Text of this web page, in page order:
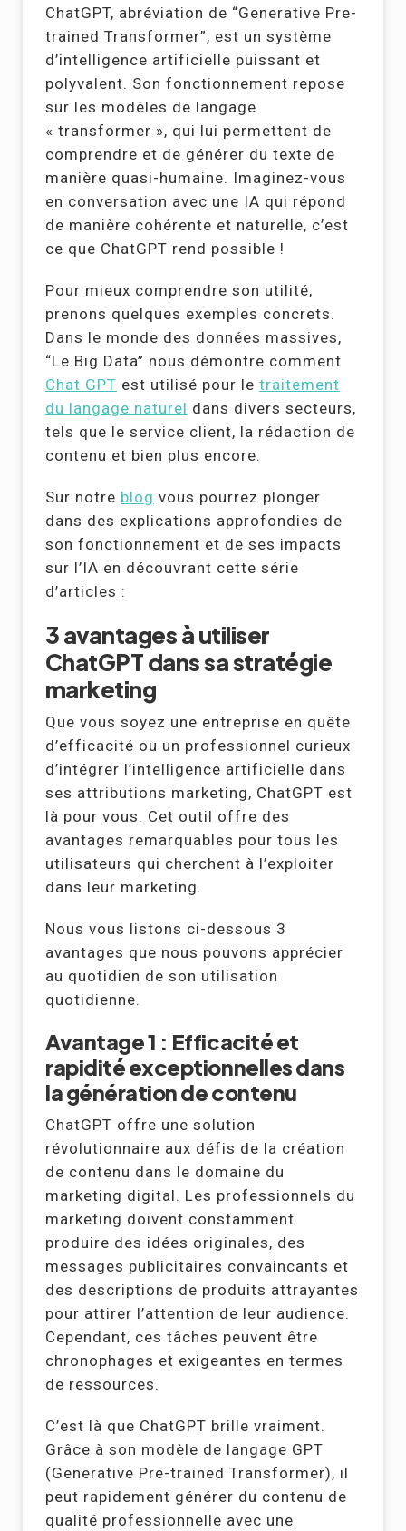
ChatGPT, abréviation de “Generative Pre-
trained Transformer”, est un système
d’intelligence artificielle puissant et
polyvalent. Son fonctionnement repose
sur les modèles de langage
« transformer », qui lui permettent de
comprendre et de générer du texte de
manière quasi-humaine. Imaginez-vous
en conversation avec une IA qui répond
de manière cohérente et naturelle, c’est
ce que ChatGPT rend possible !
Pour mieux comprendre son utilité,
prenons quelques exemples concrets.
Dans le monde des données massives,
“Le Big Data” nous démontre comment
Chat GPT est utilisé pour le traitement
du langage naturel dans divers secteurs,
tels que le service client, la rédaction de
contenu et bien plus encore.
Sur notre blog vous pourrez plonger
dans des explications approfondies de
son fonctionnement et de ses impacts
sur l’IA en découvrant cette série
d’articles :
3 avantages à utiliser
ChatGPT dans sa stratégie
marketing
Que vous soyez une entreprise en quête
d’efficacité ou un professionnel curieux
d’intégrer l’intelligence artificielle dans
ses attributions marketing, ChatGPT est
là pour vous. Cet outil offre des
avantages remarquables pour tous les
utilisateurs qui cherchent à l’exploiter
dans leur marketing.
Nous vous listons ci-dessous 3
avantages que nous pouvons apprécier
au quotidien de son utilisation
quotidienne.
Avantage 1 : Efficacité et
rapidité exceptionnelles dans
la génération de contenu
ChatGPT offre une solution
révolutionnaire aux défis de la création
de contenu dans le domaine du
marketing digital. Les professionnels du
marketing doivent constamment
produire des idées originales, des
messages publicitaires convaincants et
des descriptions de produits attrayantes
pour attirer l’attention de leur audience.
Cependant, ces tâches peuvent être
chronophages et exigeantes en termes
de ressources.
C’est là que ChatGPT brille vraiment.
Grâce à son modèle de langage GPT
(Generative Pre-trained Transformer), il
peut rapidement générer du contenu de
qualité professionnelle avec une